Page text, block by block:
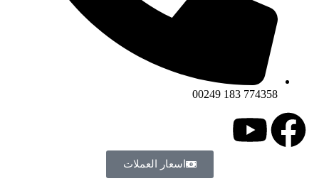
774358 183 00249
اسعار العملات